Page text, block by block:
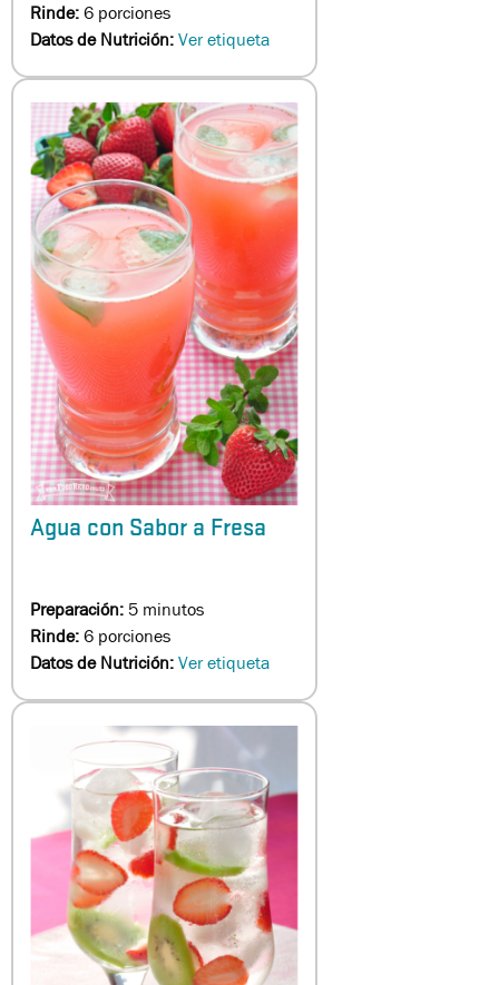
Rinde:6 porciones
Datos de Nutrición:Ver etiqueta
Agua con Sabor a Fresa
Preparación:5 minutos
Rinde:6 porciones
Datos de Nutrición:Ver etiqueta